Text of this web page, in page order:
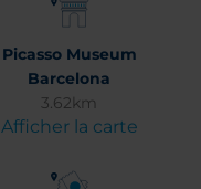
Picasso Museum
Barcelona
3.62km
Afficher la carte